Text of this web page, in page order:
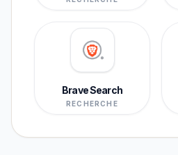
Brave Search
RECHERCHE